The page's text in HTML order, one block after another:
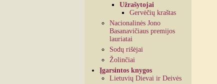
Užrašytojai
Gervėčių kraštas
Nacionalinės Jono
Basanavičiaus premijos
lauriatai
Sodų rišėjai
Žolinčiai
Įgarsintos knygos
Lietuvių Dievai ir Deivės